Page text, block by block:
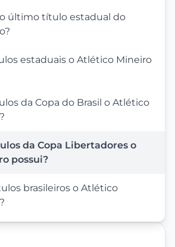
último título estadual do
estaduais o Atlético Mineiro
da Copa do Brasil o Atlético
da Copa Libertadores o
possui?
brasileiros o Atlético